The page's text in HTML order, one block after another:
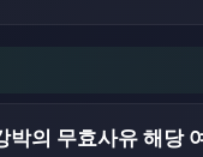
박의 무효사유 해당